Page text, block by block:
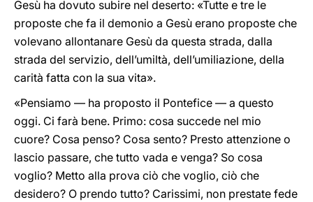
Gesù ha dovuto subire nel deserto: «Tutte e tre le
proposte che fa il demonio a Gesù erano proposte che
volevano allontanare Gesù da questa strada, dalla
strada del servizio, dell’umiltà, dell’umiliazione, della
carità fatta con la sua vita».
«Pensiamo — ha proposto il Pontefice — a questo
oggi. Ci farà bene. Primo: cosa succede nel mio
cuore? Cosa penso? Cosa sento? Presto attenzione o
lascio passare, che tutto vada e venga? So cosa
voglio? Metto alla prova ciò che voglio, ciò che
desidero? O prendo tutto? Carissimi, non prestate fede